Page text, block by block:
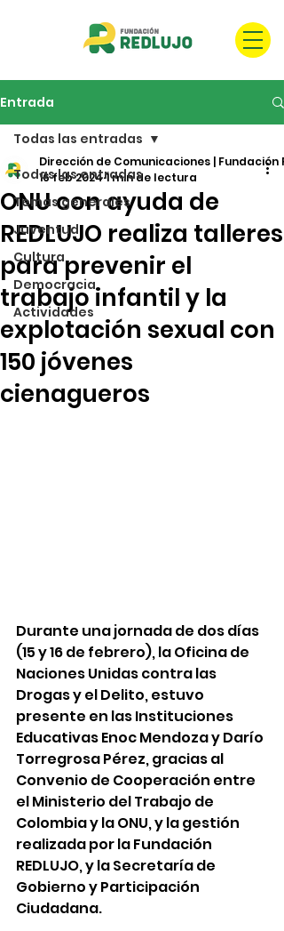
Entrada
Todas las entradas
Temas generales
Juventud
Cultura
Democracia
Actividades
Todas las entradas
ONU con ayuda de
REDLUJO realiza talleres
para prevenir el
trabajo infantil y la
explotación sexual con
150 jóvenes
cienagueros
Dirección de Comunicaciones | Fundación
16 feb 20241 min de lectura
Durante una jornada de dos días
(15 y 16 de febrero), la Oficina de
Naciones Unidas contra las
Drogas y el Delito, estuvo
presente en las Instituciones
Educativas Enoc Mendoza y Darío
Torregrosa Pérez, gracias al
Convenio de Cooperación entre
el Ministerio del Trabajo de
Colombia y la ONU, y la gestión
realizada por la Fundación
REDLUJO, y la Secretaría de
Gobierno y Participación
Ciudadana.